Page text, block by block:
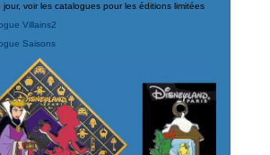
jour, voir les catalogues pour les éditions limitées
Villains2
Saisons